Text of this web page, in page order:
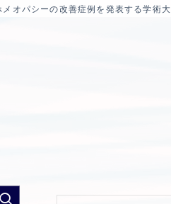
オパシーの改善症例を発表する学術